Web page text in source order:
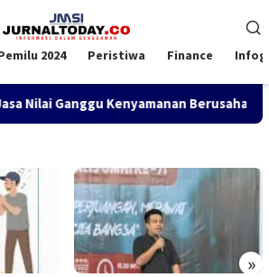
2024 Peristiwa Finance
Ganggu Kenyamanan Berusaha
»